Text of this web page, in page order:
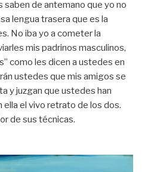
de antemano que yo no
lengua trasera que es la
No iba yo a cometer la
mis padrinos masculinos,
como les dicen a ustedes en
ustedes que mis amigos se
y juzgan que ustedes han
ella el vivo retrato de los dos.
de sus técnicas.